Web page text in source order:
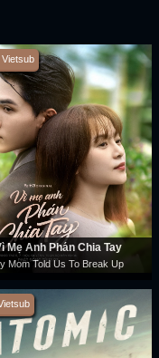
Mẹ Anh Phán Chia Tay
Mom Told Us To Break Up